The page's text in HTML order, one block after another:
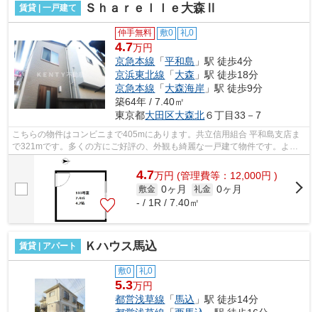
賃貸 | 一戸建て Ｓｈａｒｅｌｌｅ大森Ⅱ
仲手無料 敷0 礼0
4.7万円
京急本線 「平和島 」駅 徒歩4分
京浜東北線 「大森 」駅 徒歩18分
京急本線 「大森海岸 」駅 徒歩9分
築64年 / 7.40㎡
東京都大田区大森北６丁目33－7
こちらの物件はコンビニまで405mにあります。共立信用組合 平和島支店ま
で321mです。多くの方にご好評の、外観も綺麗な一戸建て物件です。よく
お出かけをする方にも便利な、2駅利用可...
4.7万円 (管理費等：12,000円 )
敷金 0ヶ月 礼金 0ヶ月
- / 1R / 7.40㎡
賃貸 | アパート Ｋハウス馬込
敷0 礼0
5.3万円
都営浅草線 「馬込 」駅 徒歩14分